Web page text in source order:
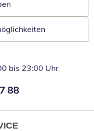
bis 23:00 Uhr
88